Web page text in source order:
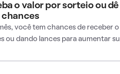
o valor por sorteio ou
chances
mês, você tem chances de receber
ou dando lances para aumentar